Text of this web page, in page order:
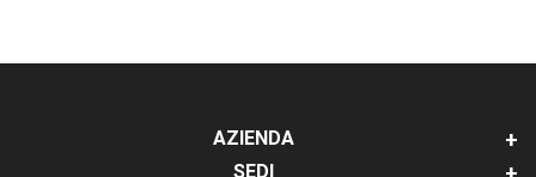
AZIENDA
SEDI